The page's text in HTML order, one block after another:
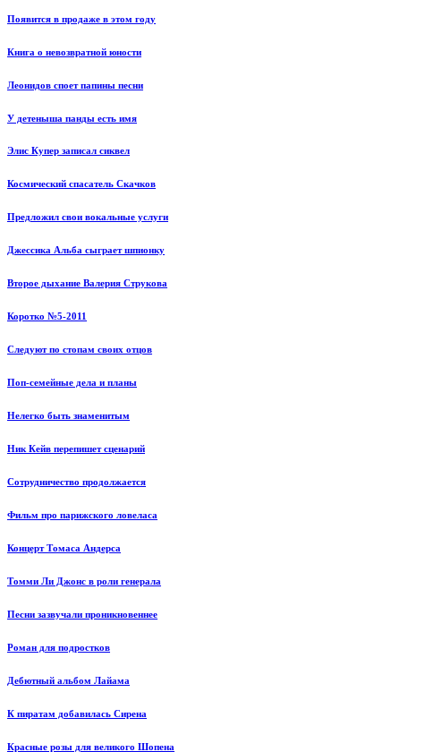
Появится в продаже в этом году
Книга о невозвратной юности
Леонидов споет папины песни
У детеныша панды есть имя
Элис Купер записал сиквел
Космический спасатель Скачков
Предложил свои вокальные услуги
Джессика Альба сыграет шпионку
Второе дыхание Валерия Струкова
Коротко №5-2011
Следуют по стопам своих отцов
Поп-семейные дела и планы
Нелегко быть знаменитым
Ник Кейв перепишет сценарий
Сотрудничество продолжается
Фильм про парижского ловеласа
Концерт Томаса Андерса
Томми Ли Джонс в роли генерала
Песни зазвучали проникновеннее
Роман для подростков
Дебютный альбом Лайама
К пиратам добавилась Сирена
Красные розы для великого Шопена